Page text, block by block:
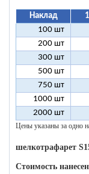
Наклад
100 шт
200 шт
300 шт
500 шт
750 шт
1000 шт
2000 шт
Цены указаны за одно
шелкотрафарет
Стоимость